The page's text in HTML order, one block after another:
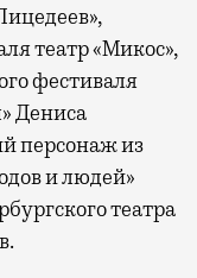
театр «Микос»,
фестиваля
Дениса
персонаж из
и людей»
театра